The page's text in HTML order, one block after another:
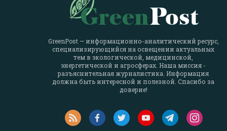
GreenPost — информационно-аналитический ресурс,
специализирующийся на освещении актуальных
тем в экологической, медицинской,
энергетической и агросферах. Наша миссия -
разъяснительная журналистика. Информация
должна быть интересной и полезной. Спасибо за
доверие!